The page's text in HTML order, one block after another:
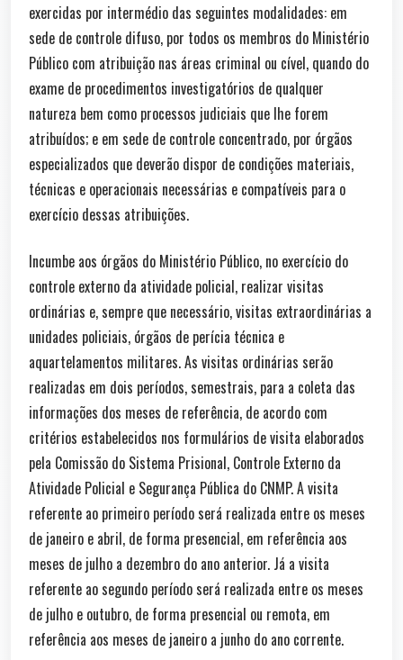
exercidas por intermédio das seguintes modalidades: em
sede de controle difuso, por todos os membros do Ministério
Público com atribuição nas áreas criminal ou cível, quando do
exame de procedimentos investigatórios de qualquer
natureza bem como processos judiciais que lhe forem
atribuídos; e em sede de controle concentrado, por órgãos
especializados que deverão dispor de condições materiais,
técnicas e operacionais necessárias e compatíveis para o
exercício dessas atribuições.
Incumbe aos órgãos do Ministério Público, no exercício do
controle externo da atividade policial, realizar visitas
ordinárias e, sempre que necessário, visitas extraordinárias a
unidades policiais, órgãos de perícia técnica e
aquartelamentos militares. As visitas ordinárias serão
realizadas em dois períodos, semestrais, para a coleta das
informações dos meses de referência, de acordo com
critérios estabelecidos nos formulários de visita elaborados
pela Comissão do Sistema Prisional, Controle Externo da
Atividade Policial e Segurança Pública do CNMP. A visita
referente ao primeiro período será realizada entre os meses
de janeiro e abril, de forma presencial, em referência aos
meses de julho a dezembro do ano anterior. Já a visita
referente ao segundo período será realizada entre os meses
de julho e outubro, de forma presencial ou remota, em
referência aos meses de janeiro a junho do ano corrente.